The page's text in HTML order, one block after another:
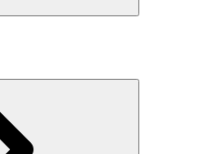
の取り組み（日本）
取り組み（米国/英語）
トリー
情報